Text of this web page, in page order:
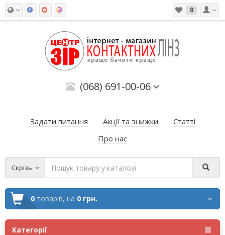
0
(068) 691-00-06
Задати питання Акції та знижки
Статті
Про нас
Скрізь
0 товарів, на 0 грн.
Категорії